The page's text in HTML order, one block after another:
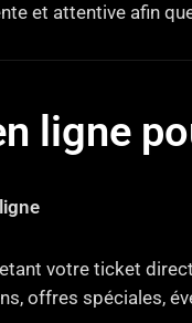
et attentive afin
ligne
votre ticket
offres spéciales,